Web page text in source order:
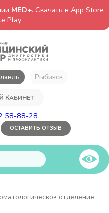
MED+. Скачать в App Store
Play
Рыбинск
КАБИНЕТ
58-88-28
ОСТАВИТЬ ОТЗЫВ
отделение